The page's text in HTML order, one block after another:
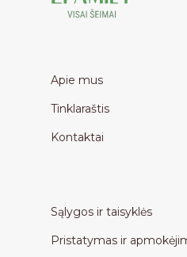
Apie mus
Tinklaraštis
Kontaktai
Sąlygos ir taisyklės
Pristatymas ir